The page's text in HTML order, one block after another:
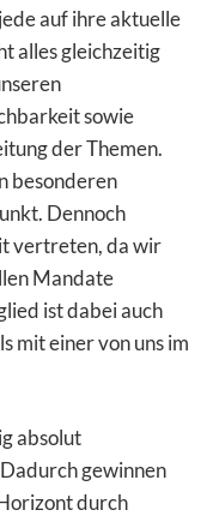
auf ihre aktuelle
alles gleichzeitig
sowie
der Themen.
besonderen
Dennoch
vertreten, da wir
Mandate
ist dabei auch
mit einer von uns im
absolut
gewinnen
durch